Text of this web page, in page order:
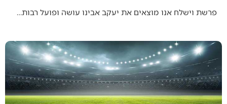
פרשת וישלח אנו מוצאים את יעקב אבינו עושה ופועל רבות…